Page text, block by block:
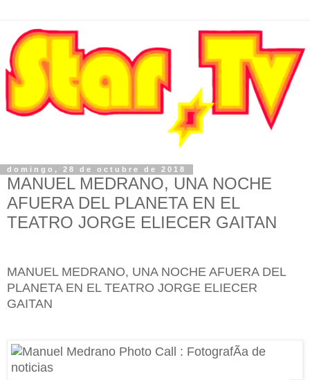
domingo, 28 de octubre de 2018
MANUEL MEDRANO, UNA NOCHE
AFUERA DEL PLANETA EN EL
TEATRO JORGE ELIECER GAITAN
MANUEL MEDRANO, UNA NOCHE AFUERA DEL
PLANETA EN EL TEATRO JORGE ELIECER
GAITAN